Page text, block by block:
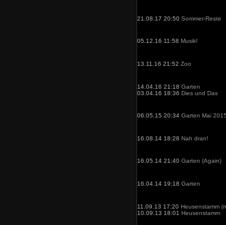
21.08.17 20:50 Sommer-Reste
05.12.16 11:58 Musik!
13.11.16 21:52 Zoo
14.04.16 21:18 Garten
03.04.16 18:36 Dies und Das
06.05.15 20:34 Garten Mai 2015
16.08.14 18:28 Nah dran!
16.05.14 21:40 Garten (Again)
16.04.14 19:18 Garten
11.09.13 17:20 Heusenstamm
10.09.13 18:01 Heusenstamm